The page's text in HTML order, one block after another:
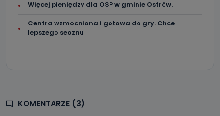
Więcej pieniędzy dla OSP w gminie Ostrów.
Centra wzmocniona i gotowa do gry. Chce
lepszego seoznu
KOMENTARZE (3)